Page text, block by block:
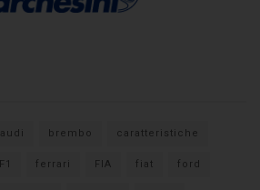
audi brembo caratteristiche
F1 ferrari FIA fiat ford